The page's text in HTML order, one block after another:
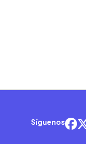
Síguenos